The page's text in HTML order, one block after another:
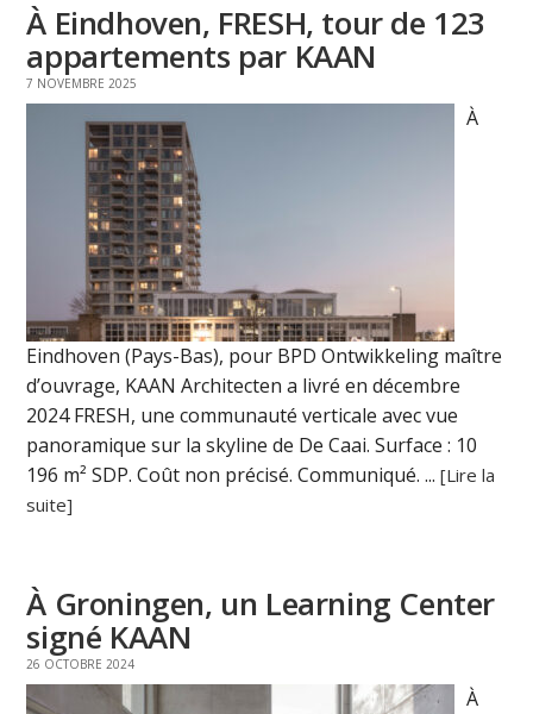
À Eindhoven, FRESH, tour de 123
appartements par KAAN
7 NOVEMBRE 2025
À
Eindhoven (Pays-Bas), pour BPD Ontwikkeling maître
d’ouvrage, KAAN Architecten a livré en décembre
2024 FRESH, une communauté verticale avec vue
panoramique sur la skyline de De Caai. Surface : 10
196 m² SDP. Coût non précisé. Communiqué. ...[Lire la
suite]
À Groningen, un Learning Center
signé KAAN
26 OCTOBRE 2024
À